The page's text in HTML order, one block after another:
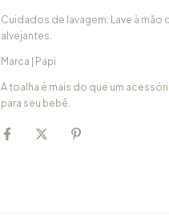
Cuidados de lavagem: Lave à mão
alvejantes.
Marca | Papi
A toalha é mais do que um
para seu bebê.